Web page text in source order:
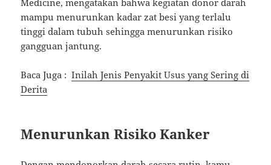
Medicine, mengatakan bahwa kegiatan donor darah
mampu menurunkan kadar zat besi yang terlalu
tinggi dalam tubuh sehingga menurunkan risiko
gangguan jantung.
Baca Juga :Inilah Jenis Penyakit Usus yang Sering di
Derita
Menurunkan Risiko Kanker